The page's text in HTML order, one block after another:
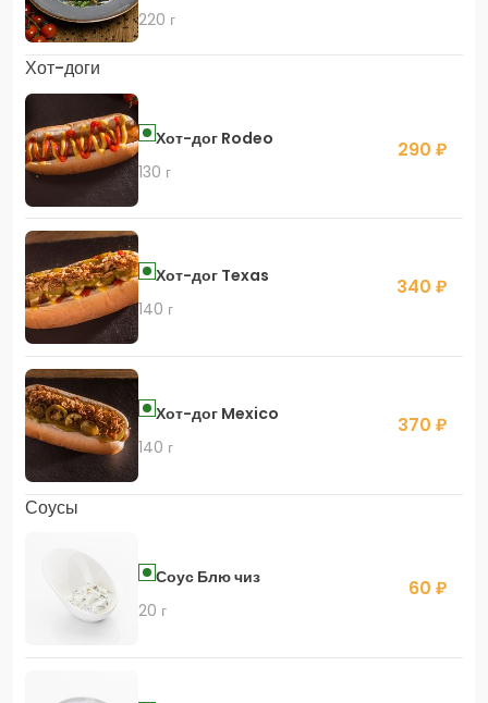
220 г
Хот-доги
Хот-дог Rodeo
130 г
290 ₽
Хот-дог Texas
140 г
340 ₽
Хот-дог Mexico
140 г
370 ₽
Соусы
Соус Блю чиз
20 г
60 ₽